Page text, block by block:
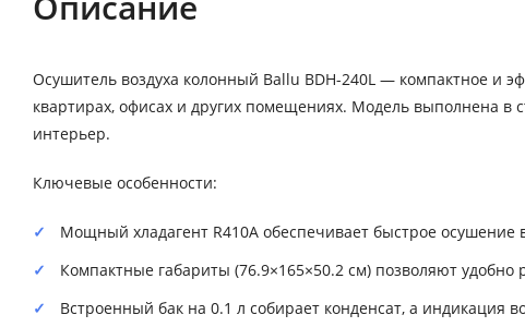
Осушитель воздуха колонный Ballu BDH-240L — компактное и
квартирах, офисах и других помещениях. Модель выполнена в
интерьер.
Ключевые особенности:
Мощный хладагент R410A обеспечивает быстрое осушение
Компактные габариты (76.9×165×50.2 см) позволяют удобно
Встроенный бак на 0.1 л собирает конденсат, а индикация